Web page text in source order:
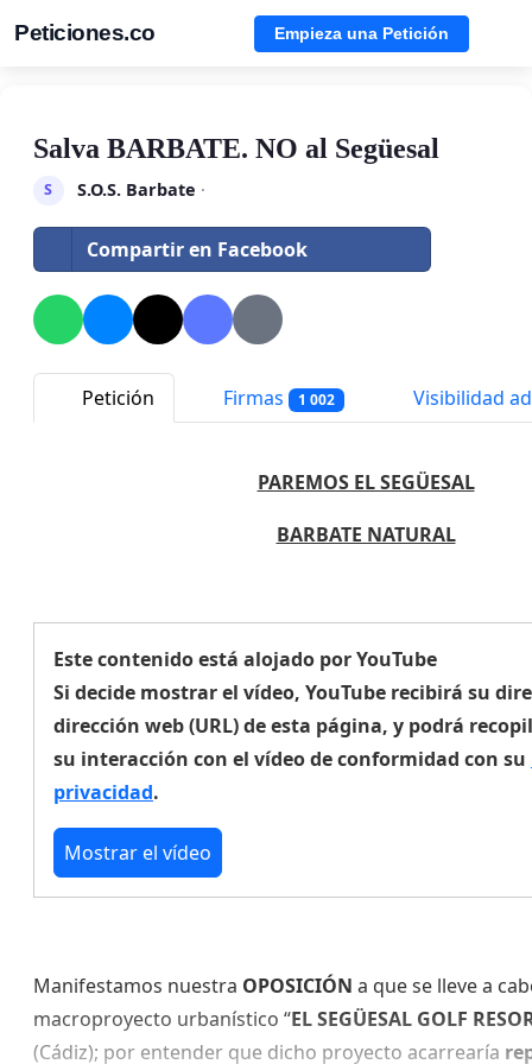
Peticiones.co Empieza una Petición
Salva BARBATE. NO al Següesal
S S.O.S. Barbate ·
Compartir en Facebook
Petición Firmas 1 002 Visibilidad
PAREMOS EL SEGÜESAL
BARBATE NATURAL
Este contenido está alojado por YouTube
Si decide mostrar el vídeo, YouTube recibirá su
dirección web (URL) de esta página, y podrá
su interacción con el vídeo de conformidad con su
privacidad.
Mostrar el vídeo
Manifestamos nuestra OPOSICIÓN a que se lleve a
macroproyecto urbanístico “EL SEGÜESAL GOLF
(Cádiz); por entender que dicho proyecto acarrearía